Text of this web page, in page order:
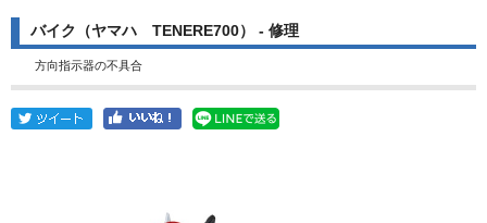
バイク（ヤマハ TENERE700） - 修理
方向指示器の不具合